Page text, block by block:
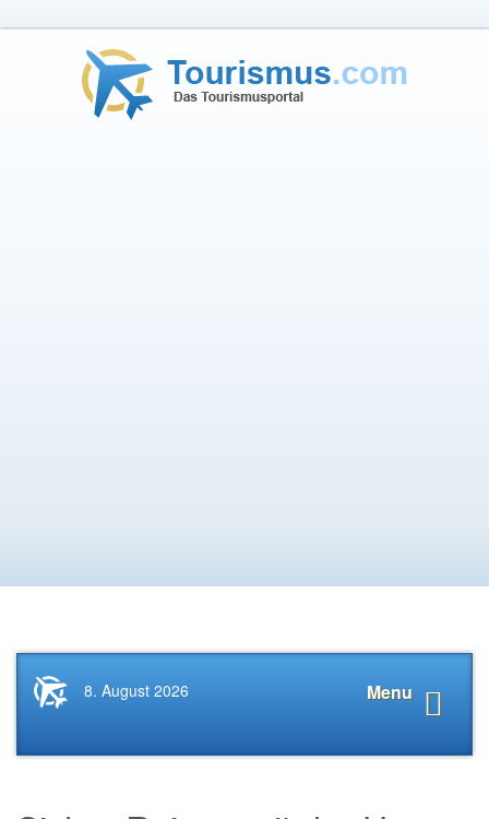
Startseite
News.Tourismus.com
Menu
8. August 2026